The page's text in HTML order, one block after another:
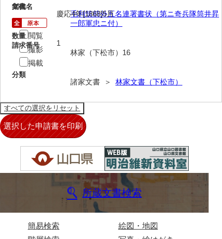
亀田家文書
賀屋家文書
河北家文書
河崎家文書
河田家文書
河野家文書（美祢市）
河野英男収集資料
神田一・二宮関係文書
神本正律文書
岸村家文書
16
文書名
毛利筑前外五名連署書状（第ニ奇兵隊筒井昇
一郎軍忠ニ付）
請求番号
林家（下松市）16
分類
諸家文書 ＞ 林家文書（下松市）
年代
慶応4年[1868]5月
数量
1
閲覧
撮影
掲載
所蔵文書検索
簡易検索
絵図・地図